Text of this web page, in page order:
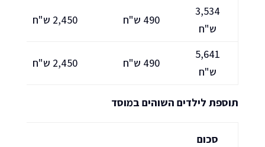
3,534
ש"ח
490 ש"ח 2,450 ש"ח
5,641
ש"ח
490 ש"ח 2,450 ש"ח
תוספת לילדים השוהים במוסד
סכום